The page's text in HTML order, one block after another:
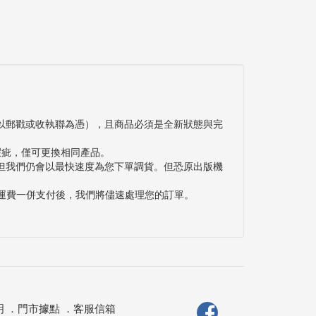
戳或收執聯為憑），且商品必須是全新狀態與完
，僅可更換相同產品。
們仍會以最快速度為您下單調貨。但恐原出版機
一併支付後，我們將儘速處理您的訂單。
． 門市據點． 客服信箱